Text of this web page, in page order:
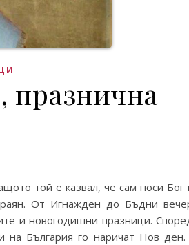
празнична
– поверия, традиция,
той е казвал, че сам носи Бог
От Игнажден до Бъдни
и новогодишни празници.
на България го наричат Нов ден.